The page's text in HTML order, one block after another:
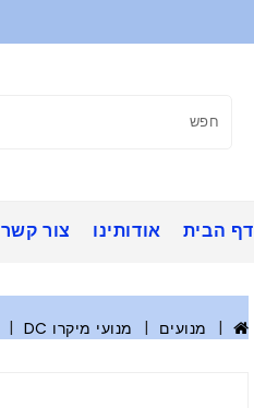
דף הבית אודותינו צור קשר
מנועים מנועי מיקרו DC